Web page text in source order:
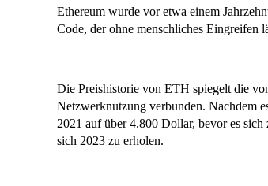
Ethereum wurde vor etwa einem
Code, der ohne menschliches Eingreifen
Die Preishistorie von ETH spiegelt die
Netzwerknutzung verbunden. Nachdem
2021 auf über 4.800 Dollar, bevor es
sich 2023 zu erholen.